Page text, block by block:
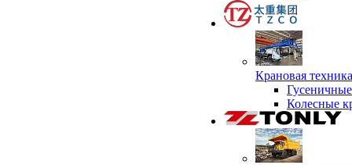
Крановая
Колесные